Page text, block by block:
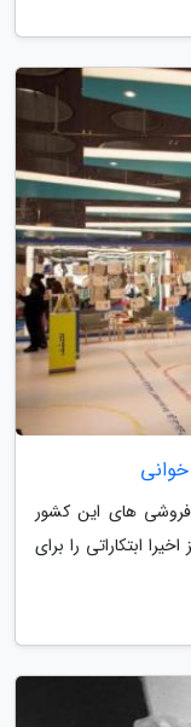
های این کشور
ابتکاراتی را برای